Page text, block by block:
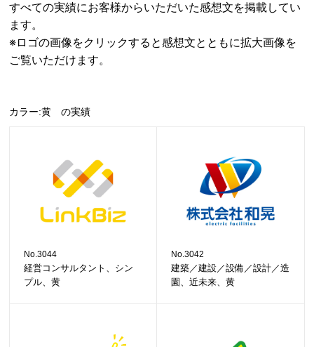
すべての実績にお客様からいただいた感想文を掲載してい
ます。
※ロゴの画像をクリックすると感想文とともに拡大画像を
ご覧いただけます。
カラー:黄 の実績
No.3044
経営コンサルタント、シン
プル、黄
No.3042
建築／建設／設備／設計／造
園、近未来、黄